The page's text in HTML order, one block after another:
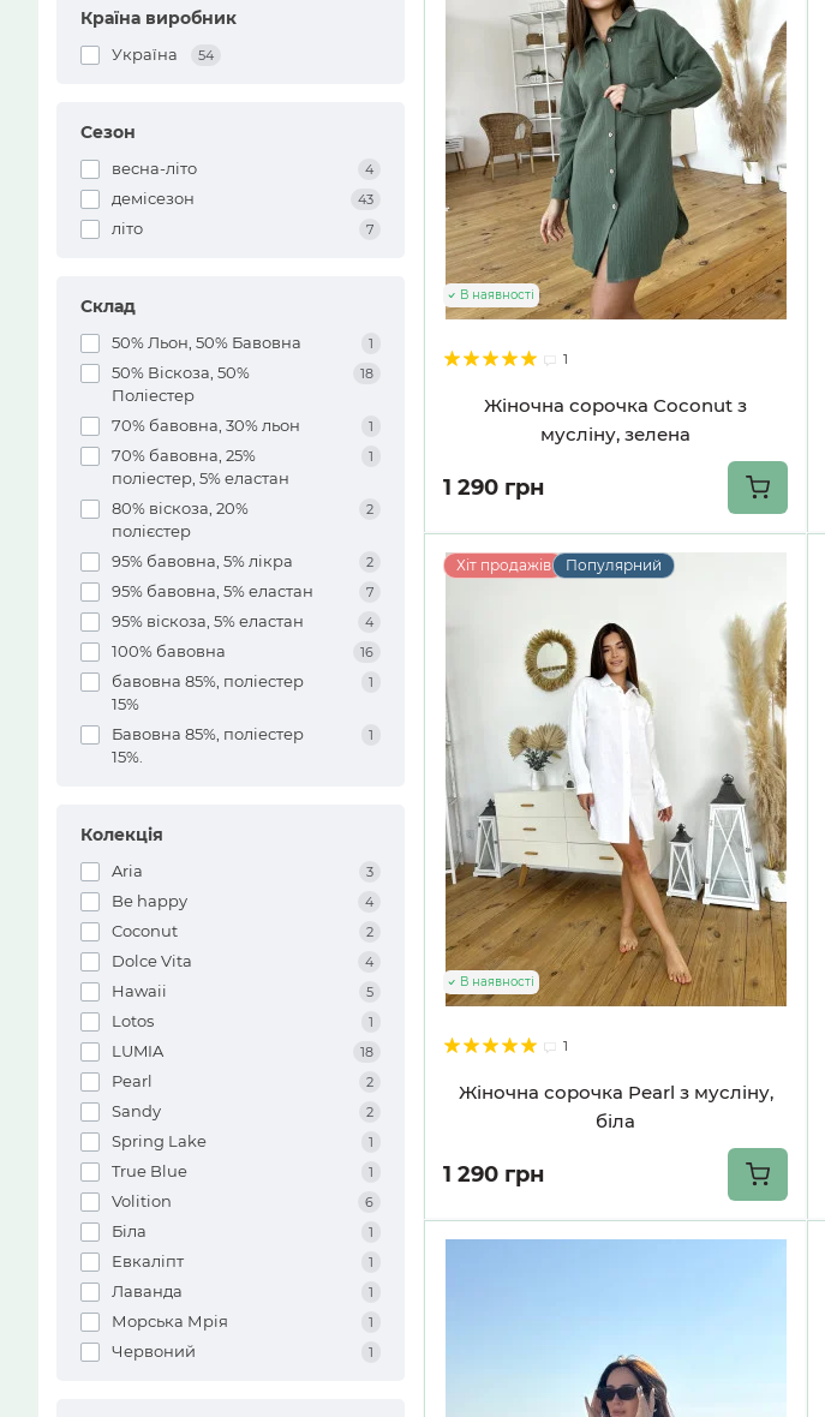
Країна виробник
Україна 54
Сезон
весна-літо 4
демісезон 43
літо 7
Склад
50% Льон, 50% Бавовна 1
50% Віскоза, 50%
Поліестер
18
70% бавовна, 30% льон 1
70% бавовна, 25%
поліестер, 5% еластан
1
80% віскоза, 20%
полієстер
2
95% бавовна, 5% лікра 2
95% бавовна, 5% еластан 7
95% віскоза, 5% еластан 4
100% бавовна 16
бавовна 85%, поліестер
15%
1
Бавовна 85%, поліестер
15%.
1
Колекція
Aria 3
Be happy 4
Coconut 2
Dolce Vita 4
Hawaii 5
Lotos 1
LUMIA 18
Pearl 2
Sandy 2
Spring Lake 1
True Blue 1
Volition 6
Біла 1
Евкаліпт 1
Лаванда 1
Морська Мрія 1
Червоний 1
1
Жіночна сорочка Coconut з
мусліну, зелена
В наявності
1 290 грн
Хіт продажів Популярний
1
Жіночна сорочка Pearl з мусліну,
біла
В наявності
1 290 грн